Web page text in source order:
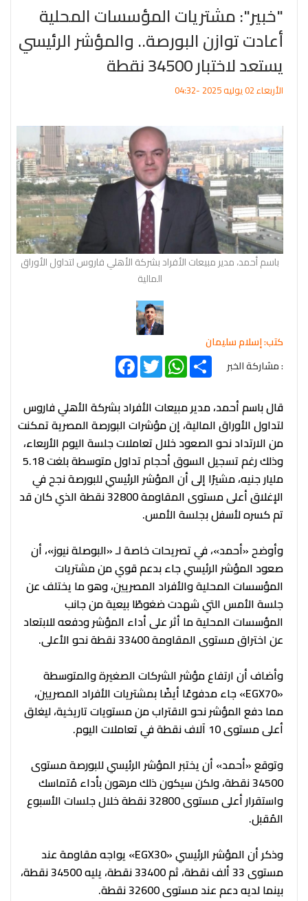
"خبير": مشتريات المؤسسات المحلية
أعادت توازن البورصة.. والمؤشر الرئيسي
يستعد لاختبار 34500 نقطة
الأربعاء 02 يوليه 2025 -04:32
باسم أحمد، مدير مبيعات الأفراد بشركة الأهلي فاروس لتداول الأوراق
المالية
كتب: إسلام سليمان
: مشاركة الخبر
FacebookTwitter
WhatsAppShare
قال باسم أحمد، مدير مبيعات الأفراد بشركة الأهلي فاروس
لتداول الأوراق المالية، إن مؤشرات البورصة المصرية تمكنت
من الارتداد نحو الصعود خلال تعاملات جلسة اليوم الأربعاء،
وذلك رغم تسجيل السوق أحجام تداول متوسطة بلغت 5.18
مليار جنيه، مشيرًا إلى أن المؤشر الرئيسي للبورصة نجح في
الإغلاق أعلى مستوى المقاومة 32800 نقطة الذي كان قد
تم كسره لأسفل بجلسة الأمس.
وأوضح «أحمد»، في تصريحات خاصة لـ «البوصلة نيوز»، أن
صعود المؤشر الرئيسي جاء بدعم قوي من مشتريات
المؤسسات المحلية والأفراد المصريين، وهو ما يختلف عن
جلسة الأمس التي شهدت ضغوطًا بيعية من جانب
المؤسسات المحلية ما أثر على أداء المؤشر ودفعه للابتعاد
عن اختراق مستوى المقاومة 33400 نقطة نحو الأعلى.
وأضاف أن ارتفاع مؤشر الشركات الصغيرة والمتوسطة
«EGX70» جاء مدفوعًا أيضًا بمشتريات الأفراد المصريين،
مما دفع المؤشر نحو الاقتراب من مستويات تاريخية، ليغلق
أعلى مستوى 10 آلاف نقطة في تعاملات اليوم.
وتوقع «أحمد» أن يختبر المؤشر الرئيسي للبورصة مستوى
34500 نقطة، ولكن سيكون ذلك مرهون بأداء مُتماسك
واستقرار أعلى مستوى 32800 نقطة خلال جلسات الأسبوع
المُقبل.
وذكر أن المؤشر الرئيسي «EGX30» يواجه مقاومة عند
مستوى 33 ألف نقطة، ثم 33400 نقطة، يليه 34500 نقطة،
بينما لديه دعم عند مستوى 32600 نقطة.